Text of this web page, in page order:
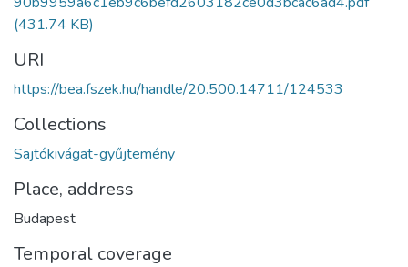
(431.74 KB)
URI
https://bea.fszek.hu/handle/20.500.14711/124533
Collections
Sajtókivágat-gyűjtemény
Place, address
Budapest
Temporal coverage